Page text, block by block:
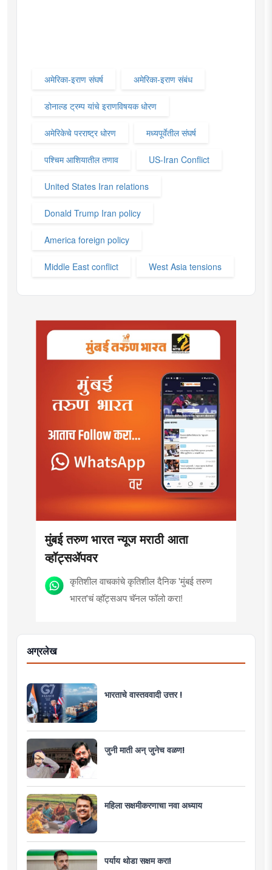
अमेरिका-इराण संघर्ष अमेरिका-इराण संबंध
डोनाल्ड ट्रम्प यांचे इराणविषयक धोरण
अमेरिकेचे परराष्ट्र धोरण मध्यपूर्वेतील संघर्ष
पश्चिम आशियातील तणाव US-Iran Conflict
United States Iran relations
Donald Trump Iran policy
America foreign policy
Middle East conflict West Asia tensions
मुंबई तरुण भारत न्यूज मराठी आता
व्हॉट्सॲपवर
कृतिशील वाचकांचे कृतिशील दैनिक 'मुंबई तरुण
भारत'चं व्हॉट्सअप चॅनल फॉलो करा!
अग्रलेख
भारताचे वास्तववादी उत्तर !
जुनी माती अन् जुनेच वळण!
महिला सक्षमीकरणाचा नवा अध्याय
पर्याय थोडा सक्षम करा!